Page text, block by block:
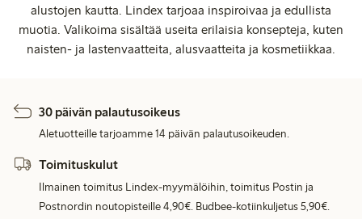
alustojen kautta. Lindex tarjoaa inspiroivaa ja edullista
muotia. Valikoima sisältää useita erilaisia konsepteja, kuten
naisten- ja lastenvaatteita, alusvaatteita ja kosmetiikkaa.
30 päivän palautusoikeus
Aletuotteille tarjoamme 14 päivän palautusoikeuden.
Toimituskulut
Ilmainen toimitus Lindex-myymälöihin, toimitus Postin ja
Postnordin noutopisteille 4,90€. Budbee-kotiinkuljetus 5,90€.